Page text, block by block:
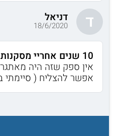
ד דניאל
18/6/2020
10 שנים אחריי מסקנות
אין ספק שזה היה
אפשר להצליח ( סיימתי